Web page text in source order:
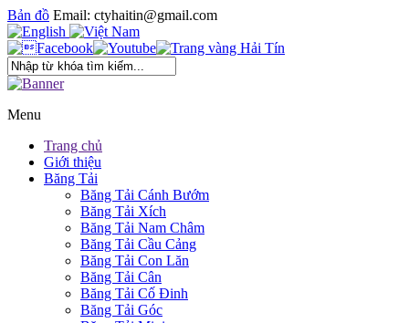
Bản đồ Email: ctyhaitin@gmail.com
Menu
Trang chủ
Giới thiệu
Băng Tải
Băng Tải Cánh Bướm
Băng Tải Xích
Băng Tải Nam Châm
Băng Tải Cầu Cảng
Băng Tải Con Lăn
Băng Tải Cân
Băng Tải Cố Đinh
Băng Tải Góc